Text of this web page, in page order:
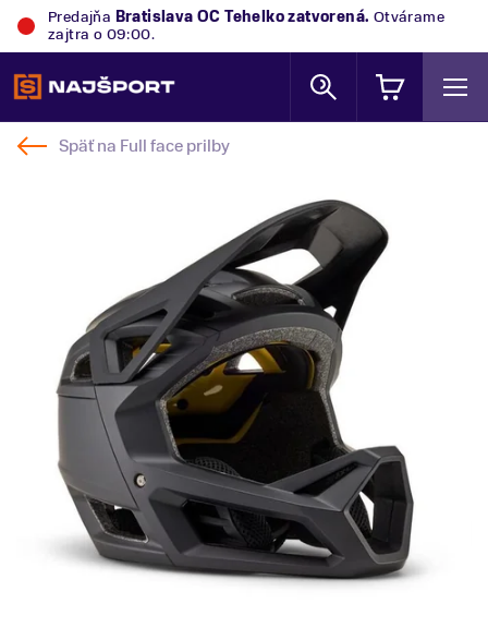
Predajňa Bratislava OC Tehelkozatvorená. Otvárame
zajtra o 09:00.
Späť na Full face prilby